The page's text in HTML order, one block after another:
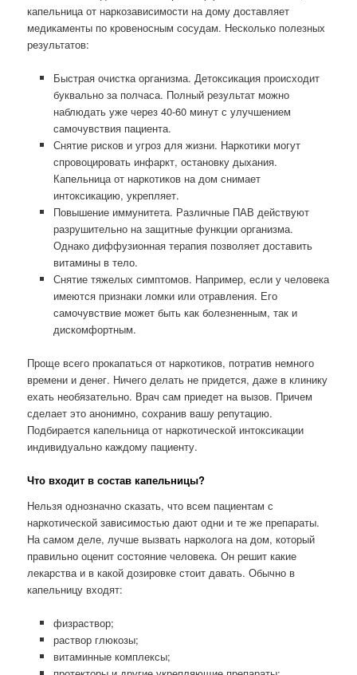
капельница от наркозависимости на дому доставляет
медикаменты по кровеносным сосудам. Несколько полезных
результатов:
Быстрая очистка организма. Детоксикация происходит
буквально за полчаса. Полный результат можно
наблюдать уже через 40-60 минут с улучшением
самочувствия пациента.
Снятие рисков и угроз для жизни. Наркотики могут
спровоцировать инфаркт, остановку дыхания.
Капельница от наркотиков на дом снимает
интоксикацию, укрепляет.
Повышение иммунитета. Различные ПАВ действуют
разрушительно на защитные функции организма.
Однако диффузионная терапия позволяет доставить
витамины в тело.
Снятие тяжелых симптомов. Например, если у человека
имеются признаки ломки или отравления. Его
самочувствие может быть как болезненным, так и
дискомфортным.
Проще всего прокапаться от наркотиков, потратив немного
времени и денег. Ничего делать не придется, даже в клинику
ехать необязательно. Врач сам приедет на вызов. Причем
сделает это анонимно, сохранив вашу репутацию.
Подбирается капельница от наркотической интоксикации
индивидуально каждому пациенту.
Что входит в состав капельницы?
Нельзя однозначно сказать, что всем пациентам с
наркотической зависимостью дают одни и те же препараты.
На самом деле, лучше вызвать нарколога на дом, который
правильно оценит состояние человека. Он решит какие
лекарства и в какой дозировке стоит давать. Обычно в
капельницу входят:
физраствор;
раствор глюкозы;
витаминные комплексы;